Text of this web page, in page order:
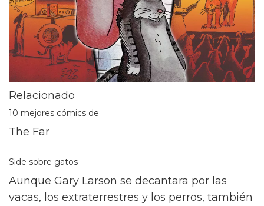
Relacionado
10 mejores cómics de
The Far
Side sobre gatos
Aunque Gary Larson se decantara por las
vacas, los extraterrestres y los perros, también